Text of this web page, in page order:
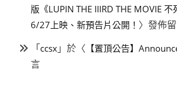
版《LUPIN THE IIIRD THE MOVIE
6/27上映、新預告片公開！ 〉發佈
「ccsx 」於〈 【置頂公告】
言